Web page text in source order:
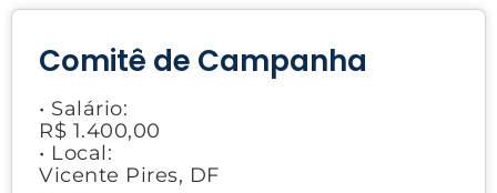
Comitê de Campanha
• Salário:
R$ 1.400,00
• Local:
Vicente Pires, DF